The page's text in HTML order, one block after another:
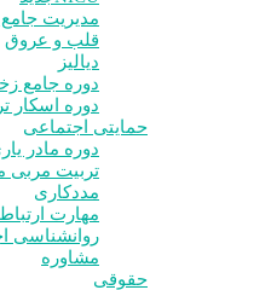
مدیریت
قلب و عروق
دیالیز
دوره جامع
دوره اسکار
حمایتی اجتماعی
دوره مادر
تربیت مربی
مددکاری
مهارت
روانشناسی
مشاوره
حقوقی